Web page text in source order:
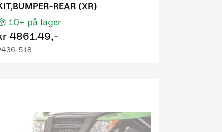
REAR (XR)
10+ på lager
4861.49,-
518